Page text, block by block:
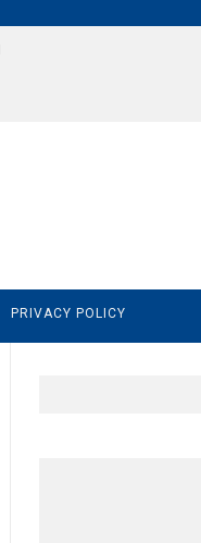
PRIVACY POLICY